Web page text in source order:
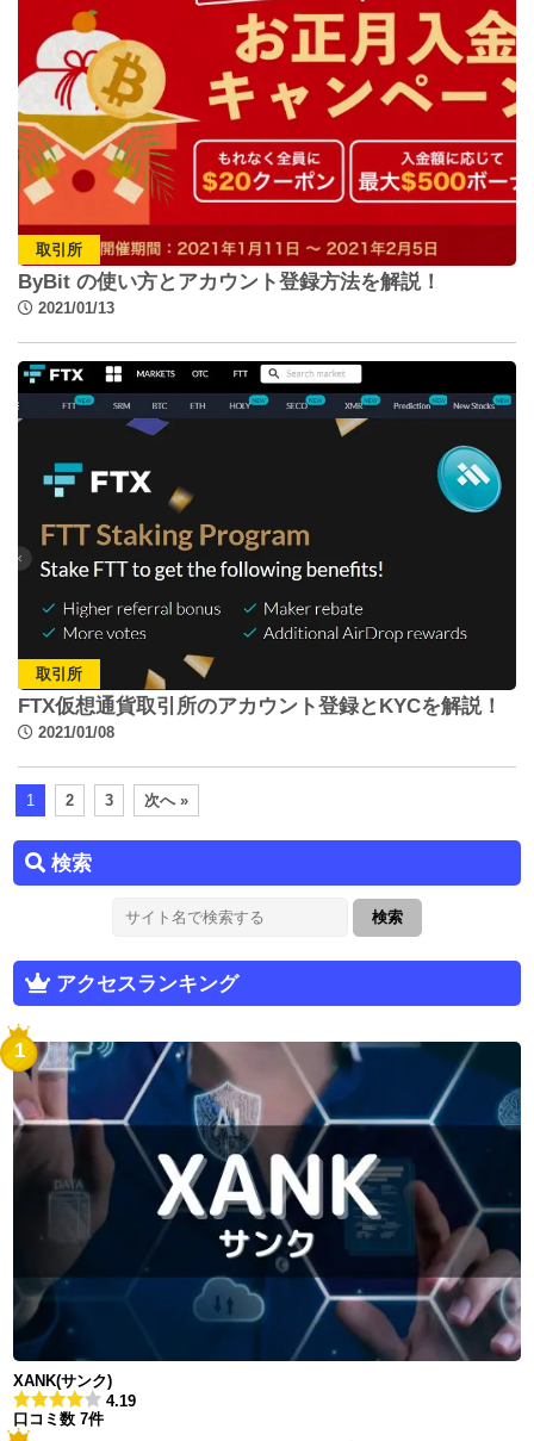
取引所
ByBit の使い方とアカウント登録方法を解説！
2021/01/13
取引所
FTX仮想通貨取引所のアカウント登録とKYCを解説！
2021/01/08
1 2 3 次へ »
検索
アクセスランキング
1
XANK(サンク)
4.19
口コミ数 7件